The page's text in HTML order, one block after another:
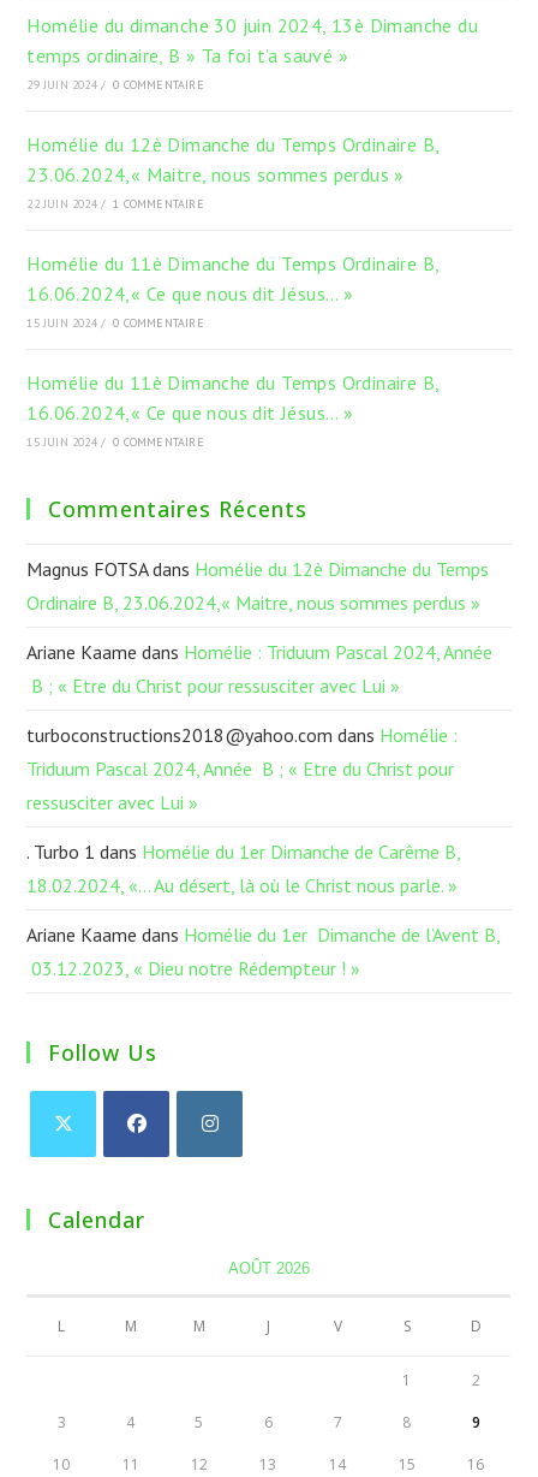
Homélie du dimanche 30 juin 2024, 13è Dimanche du
temps ordinaire, B » Ta foi t’a sauvé »
29 JUIN 2024 / 0 COMMENTAIRE
Homélie du 12è Dimanche du Temps Ordinaire B,
23.06.2024,« Maitre, nous sommes perdus »
22 JUIN 2024 / 1 COMMENTAIRE
Homélie du 11è Dimanche du Temps Ordinaire B,
16.06.2024,« Ce que nous dit Jésus… »
15 JUIN 2024 / 0 COMMENTAIRE
Homélie du 11è Dimanche du Temps Ordinaire B,
16.06.2024,« Ce que nous dit Jésus… »
15 JUIN 2024 / 0 COMMENTAIRE
Commentaires Récents
Magnus FOTSAdans Homélie du 12è Dimanche du Temps
Ordinaire B, 23.06.2024,« Maitre, nous sommes perdus »
Ariane Kaame dans Homélie : Triduum Pascal 2024, Année
B ; « Etre du Christ pour ressusciter avec Lui »
turboconstructions2018@yahoo.com dans Homélie :
Triduum Pascal 2024, Année B ; « Etre du Christ pour
ressusciter avec Lui »
. Turbo 1 dans Homélie du 1er Dimanche de Carême B,
18.02.2024, «… Au désert, là où le Christ nous parle. »
Ariane Kaame dans Homélie du 1er Dimanche de l’Avent B,
03.12.2023, « Dieu notre Rédempteur ! »
Follow Us
Calendar
AOÛT 2026
L M M J V S D
1 2
3 4 5 6 7 8 9
10 11 12 13 14 15 16